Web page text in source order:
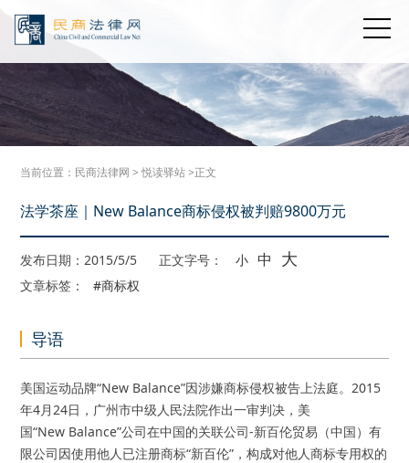
当前位置： 民商法律网 >悦读驿站>正文
法学茶座｜New Balance商标侵权被判赔9800万元
发布日期：2015/5/5 正文字号： 小 中 大
文章标签： #商标权
导语
美国运动品牌“New Balance”因涉嫌商标侵权被告上法庭。2015
年4月24日，广州市中级人民法院作出一审判决，美
国“New Balance”公司在中国的关联公司-新百伦贸易（中国）有
限公司因使用他人已注册商标“新百伦”，构成对他人商标专用权的